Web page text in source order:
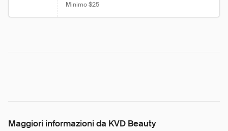
Minimo $25
Maggiori informazioni da KVD Beauty